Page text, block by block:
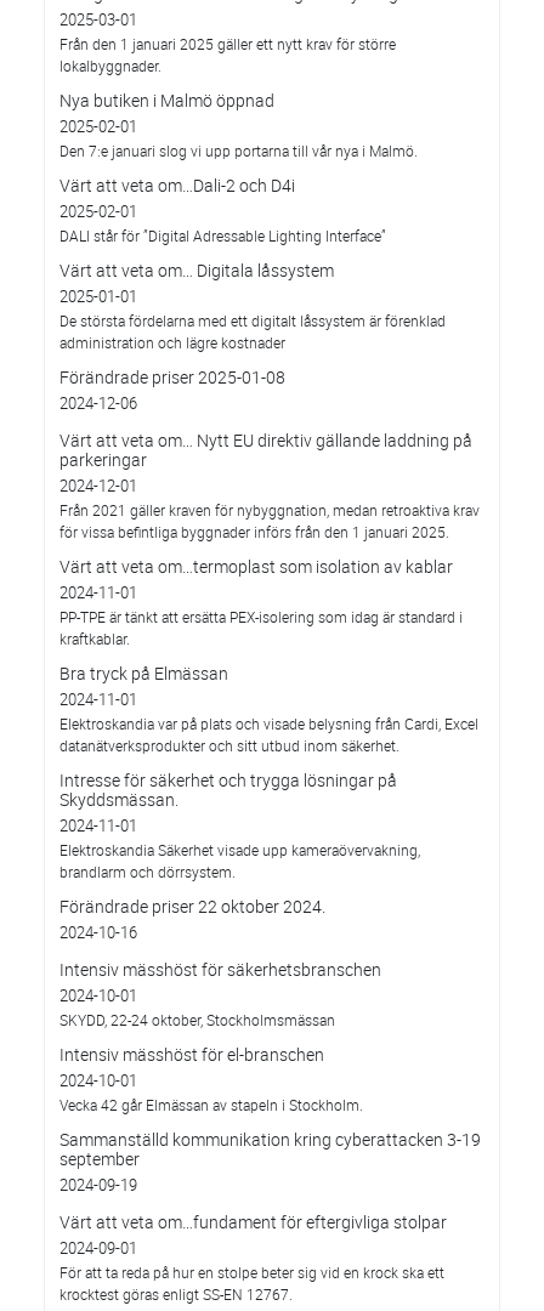
2025-03-01
Från den 1 januari 2025 gäller ett nytt krav för större
lokalbyggnader.
Nya butiken i Malmö öppnad
2025-02-01
Den 7:e januari slog vi upp portarna till vår nya i Malmö.
Värt att veta om…Dali-2 och D4i
2025-02-01
DALI står för ”Digital Adressable Lighting Interface”
Värt att veta om… Digitala låssystem
2025-01-01
De största fördelarna med ett digitalt låssystem är förenklad
administration och lägre kostnader
Förändrade priser 2025-01-08
2024-12-06
Värt att veta om… Nytt EU direktiv gällande laddning på
parkeringar
2024-12-01
Från 2021 gäller kraven för nybyggnation, medan retroaktiva krav
för vissa befintliga byggnader införs från den 1 januari 2025.
Värt att veta om…termoplast som isolation av kablar
2024-11-01
PP-TPE är tänkt att ersätta PEX-isolering som idag är standard i
kraftkablar.
Bra tryck på Elmässan
2024-11-01
Elektroskandia var på plats och visade belysning från Cardi, Excel
datanätverksprodukter och sitt utbud inom säkerhet.
Intresse för säkerhet och trygga lösningar på
Skyddsmässan.
2024-11-01
Elektroskandia Säkerhet visade upp kameraövervakning,
brandlarm och dörrsystem.
Förändrade priser 22 oktober 2024.
2024-10-16
Intensiv mässhöst för säkerhetsbranschen
2024-10-01
SKYDD, 22-24 oktober, Stockholmsmässan
Intensiv mässhöst för el-branschen
2024-10-01
Vecka 42 går Elmässan av stapeln i Stockholm.
Sammanställd kommunikation kring cyberattacken 3-19
september
2024-09-19
Värt att veta om…fundament för eftergivliga stolpar
2024-09-01
För att ta reda på hur en stolpe beter sig vid en krock ska ett
krocktest göras enligt SS-EN 12767.